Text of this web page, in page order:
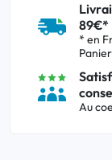
89€*
* en
Au